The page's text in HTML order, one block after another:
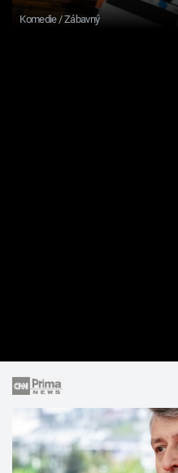
Komedie / Zábavný